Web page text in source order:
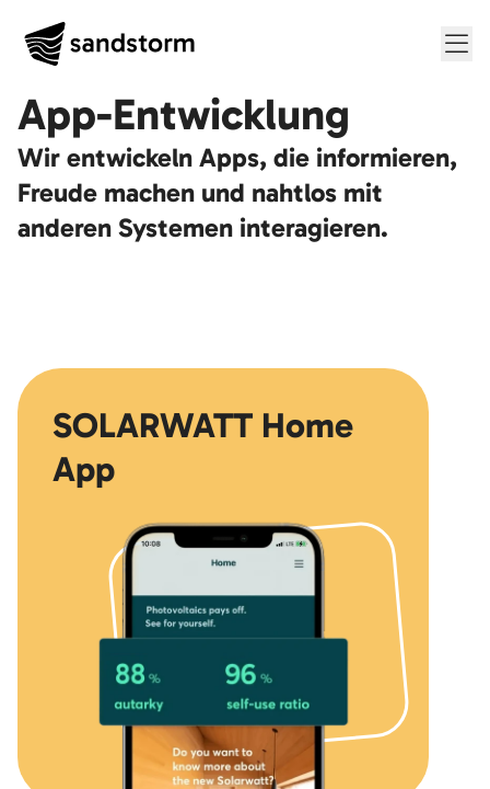
App-Entwicklung
Wir entwickeln Apps, die informieren,
Freude machen und nahtlos mit
anderen Systemen interagieren.
SOLARWATT Home
App